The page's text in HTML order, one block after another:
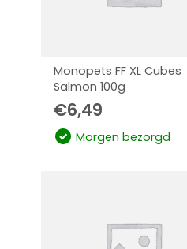
Monopets FF XL Cubes
Salmon 100g
€6,49
Morgen bezorgd